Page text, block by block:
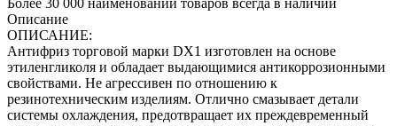
Описание
ОПИСАНИЕ:
Антифриз торговой марки DX1 изготовлен на основе
этиленгликоля и обладает выдающимися антикоррозионными
свойствами. Не агрессивен по отношению к
резинотехническим изделиям. Отлично смазывает детали
системы охлаждения, предотвращает их преждевременный